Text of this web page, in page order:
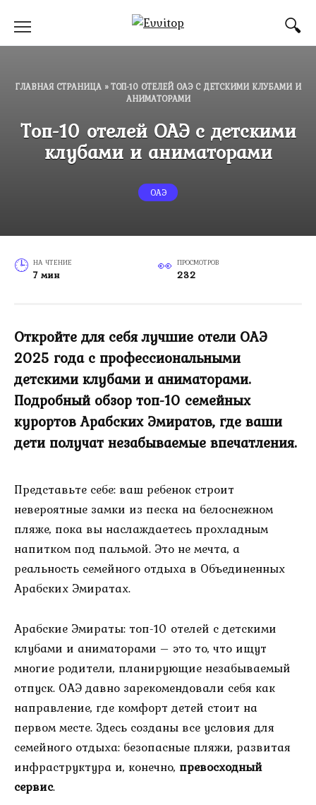
содержанию
ГЛАВНАЯ СТРАНИЦА»ТОП-10 ОТЕЛЕЙ ОАЭ С ДЕТСКИМИ КЛУБАМИ И
АНИМАТОРАМИ
Топ-10 отелей ОАЭ с детскими
клубами и аниматорами
ОАЭ
НА ЧТЕНИЕ
7 мин
ПРОСМОТРОВ
232
Откройте для себя лучшие отели ОАЭ
2025 года с профессиональными
детскими клубами и аниматорами.
Подробный обзор топ-10 семейных
курортов Арабских Эмиратов, где ваши
дети получат незабываемые впечатления.
Представьте себе: ваш ребенок строит
невероятные замки из песка на белоснежном
пляже, пока вы наслаждаетесь прохладным
напитком под пальмой. Это не мечта, а
реальность семейного отдыха в Объединенных
Арабских Эмиратах.
Арабские Эмираты: топ-10 отелей с детскими
клубами и аниматорами – это то, что ищут
многие родители, планирующие незабываемый
отпуск. ОАЭ давно зарекомендовали себя как
направление, где комфорт детей стоит на
первом месте. Здесь созданы все условия для
семейного отдыха: безопасные пляжи, развитая
инфраструктура и, конечно, превосходный
сервис.